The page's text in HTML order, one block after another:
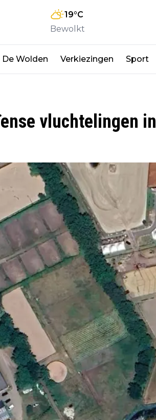
19°C
Bewolkt
De Wolden Verkiezingen Sport
vluchtelingen in